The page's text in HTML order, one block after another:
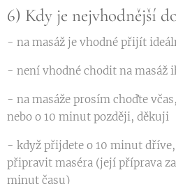
6) Kdy je nejvhodnější
- na masáž je vhodné přijít
- není vhodné chodit na masáž
- na masáže prosím choďte
nebo o 10 minut později, děkuji
- když přijdete o 10 minut dříve,
připravit maséra (její příprava
minut času)